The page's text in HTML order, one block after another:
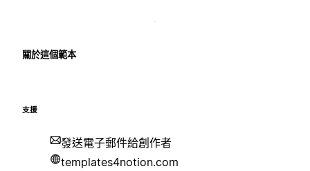
關於這個範本
支援
發送電子郵件給創作者
templates4notion.com